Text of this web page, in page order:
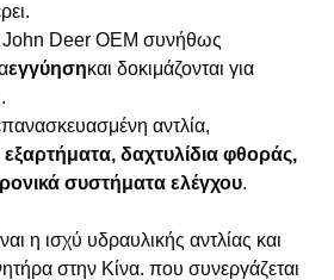
John Deer OEM συνήθως
εγγύησηκαι δοκιμάζονται για
αντλία,
δαχτυλίδια φθοράς,
συστήματα ελέγχου.
η ισχύ υδραυλικής αντλίας και
στην Κίνα. που συνεργάζεται